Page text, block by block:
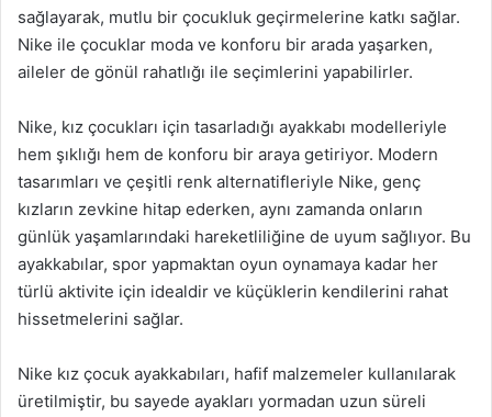
sağlayarak, mutlu bir çocukluk geçirmelerine katkı sağlar.
Nike ile çocuklar moda ve konforu bir arada yaşarken,
aileler de gönül rahatlığı ile seçimlerini yapabilirler.
Nike, kız çocukları için tasarladığı ayakkabı modelleriyle
hem şıklığı hem de konforu bir araya getiriyor. Modern
tasarımları ve çeşitli renk alternatifleriyle Nike, genç
kızların zevkine hitap ederken, aynı zamanda onların
günlük yaşamlarındaki hareketliliğine de uyum sağlıyor. Bu
ayakkabılar, spor yapmaktan oyun oynamaya kadar her
türlü aktivite için idealdir ve küçüklerin kendilerini rahat
hissetmelerini sağlar.
Nike kız çocuk ayakkabıları, hafif malzemeler kullanılarak
üretilmiştir, bu sayede ayakları yormadan uzun süreli